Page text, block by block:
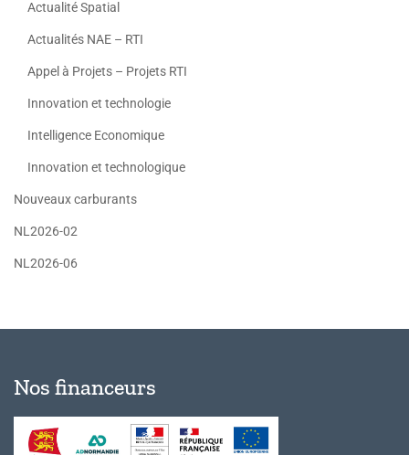
Actualité Spatial
Actualités NAE – RTI
Appel à Projets – Projets RTI
Innovation et technologie
Intelligence Economique
Innovation et technologique
Nouveaux carburants
NL2026-02
NL2026-06
Nos financeurs